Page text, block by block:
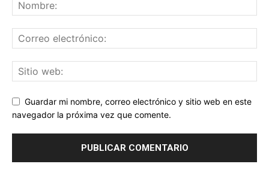
Guardar mi nombre, correo electrónico y sitio web en este
navegador la próxima vez que comente.